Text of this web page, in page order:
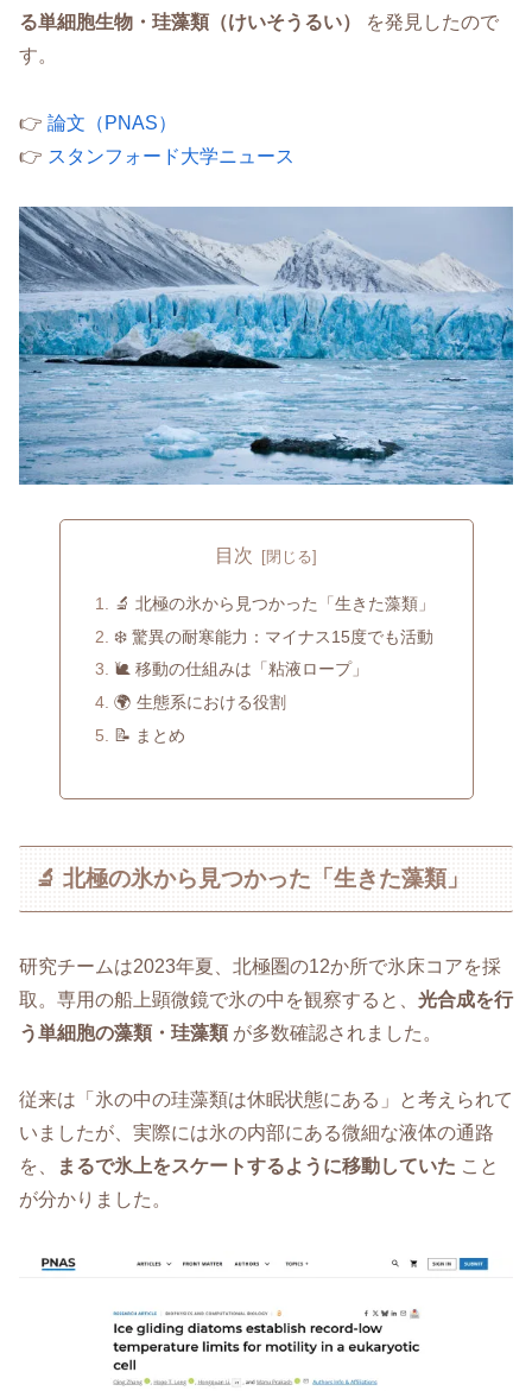
る単細胞生物・珪藻類（けいそうるい）
を発見したので
す。
👉 論文（PNAS）
👉 スタンフォード大学ニュース
目次
🔬 北極の氷から見つかった「生きた藻類」
❄️ 驚異の耐寒能力：マイナス15度でも活動
🐌 移動の仕組みは「粘液ロープ」
🌍 生態系における役割
📝 まとめ
🔬 北極の氷から見つかった「生きた藻類」
研究チームは2023年夏、北極圏の12か所で氷床コアを採
取。専用の船上顕微鏡で氷の中を観察すると、 光合成を行
う単細胞の藻類・珪藻類 が多数確認されました。
従来は「氷の中の珪藻類は休眠状態にある」と考えられて
いましたが、実際には氷の内部にある微細な液体の通路
を、
まるで氷上をスケートするように移動していた こと
が分かりました。